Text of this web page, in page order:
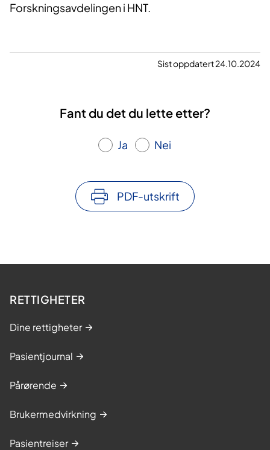
Forskningsavdelingen i HNT.
Sist oppdatert 24.10.2024
Fant du det du lette etter?
Ja Nei
PDF-utskrift
RETTIGHETER
Dine rettigheter
Pasientjournal
Pårørende
Brukermedvirkning
Pasientreiser